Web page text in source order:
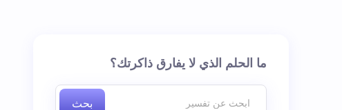
ما الحلم الذي لا يفارق ذاكرتك؟
بحث